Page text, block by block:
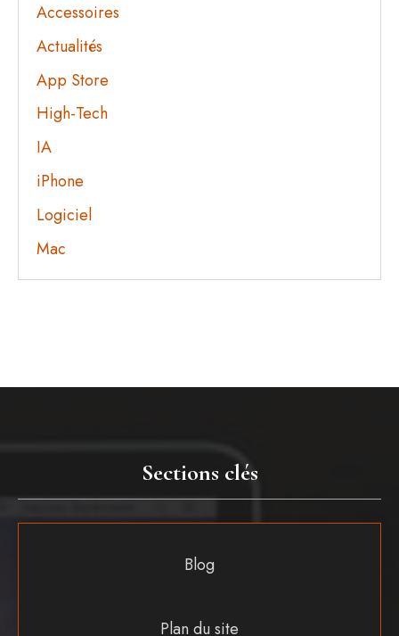
Accessoires
Actualités
App Store
High-Tech
IA
iPhone
Logiciel
Mac
Sections clés
Blog
Plan du site